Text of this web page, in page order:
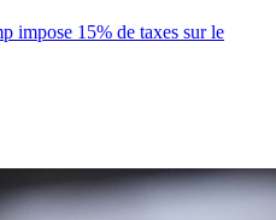
impose 15% de taxes sur le